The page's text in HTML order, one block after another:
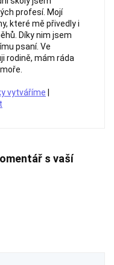
profesí. Mojí
které mě přivedly i
Díky nim jsem
psaní. Ve
rodině, mám ráda
vytváříme
s vaší